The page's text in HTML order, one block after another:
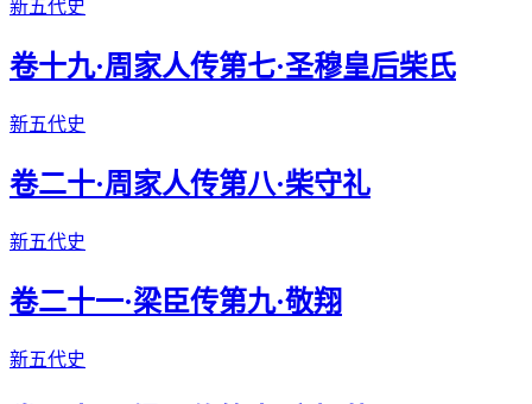
新五代史
卷十九·周家人传第七·圣穆皇后柴氏
新五代史
卷二十·周家人传第八·柴守礼
新五代史
卷二十一·梁臣传第九·敬翔
新五代史